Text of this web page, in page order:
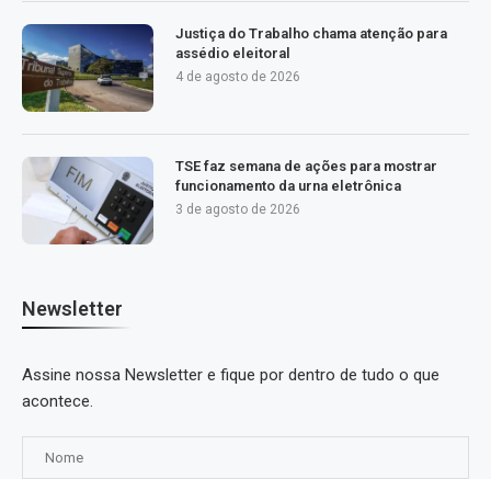
Justiça do Trabalho chama atenção para
assédio eleitoral
4 de agosto de 2026
TSE faz semana de ações para mostrar
funcionamento da urna eletrônica
3 de agosto de 2026
Newsletter
Assine nossa Newsletter e fique por dentro de tudo o que
acontece.